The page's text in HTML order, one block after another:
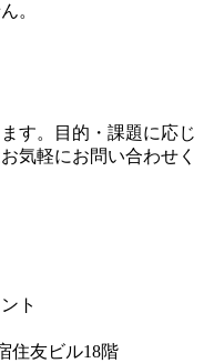
。
す。目的・課題に応じ
気軽にお問い合わせく
ト
住友ビル18階